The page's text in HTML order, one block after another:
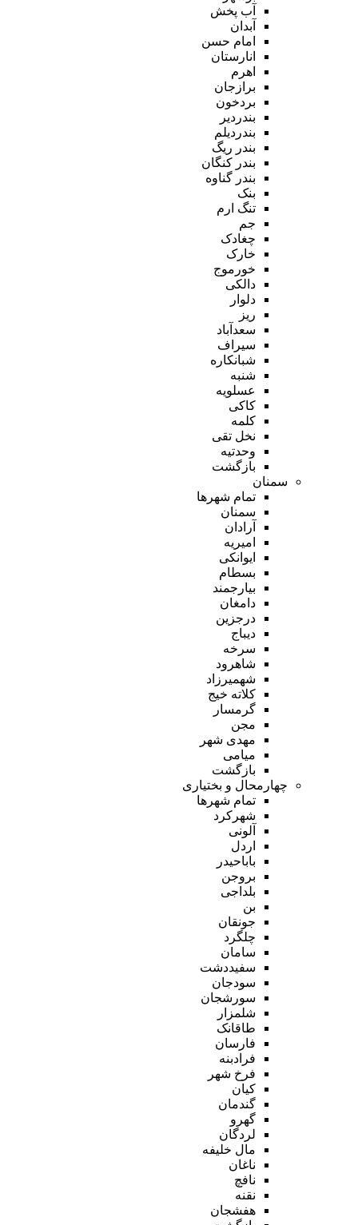
آب پخش
آبدان
امام حسن
انارستان
اهرم
برازجان
بردخون
بندردیر
بندردیلم
بندر ریگ
بندر کنگان
بندر گناوه
بنک
تنگ ارم
جم
چغادک
خارک
خورموج
دالکی
دلوار
ریز
سعدآباد
سیراف
شبانکاره
شنبه
عسلویه
کاکی
کلمه
نخل تقی
وحدتیه
بازگشت
سمنان
تمام شهر‌ها
سمنان
آرادان
امیریه
ایوانکی
بسطام
بیارجمند
دامغان
درجزین
دیباج
سرخه
شاهرود
شهمیرزاد
کلاته خیج
گرمسار
مجن
مهدی شهر
میامی
بازگشت
چهارمحال و بختیاری
تمام شهر‌ها
شهرکرد
آلونی
اردل
باباحیدر
بروجن
بلداجی
بن
جونقان
چلگرد
سامان
سفیددشت
سودجان
سورشجان
شلمزار
طاقانک
فارسان
فرادبنه
فرخ شهر
کیان
گندمان
گهرو
لردگان
مال خلیفه
ناغان
نافچ
نقنه
هفشجان